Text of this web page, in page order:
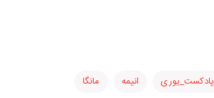
پادکست_یوری انیمه
مانگا